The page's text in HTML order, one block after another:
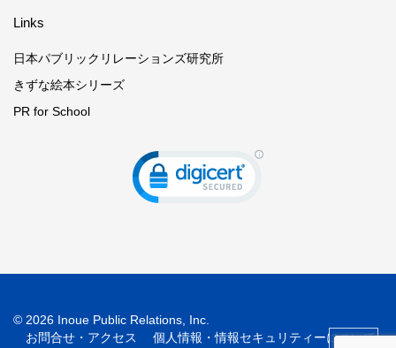
Links
日本パブリックリレーションズ研究所
きずな絵本シリーズ
PR for School
© 2026 Inoue Public Relations, Inc.
お問合せ・アクセス
個人情報・情報セキュリティーについて